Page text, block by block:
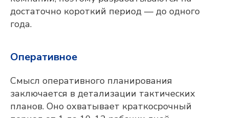
достаточно короткий период — до одного
года.
Оперативное
Смысл оперативного планирования
заключается в детализации тактических
планов. Оно охватывает краткосрочный